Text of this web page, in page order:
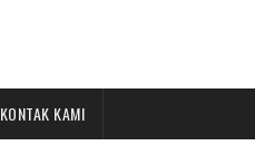
KONTAK KAMI